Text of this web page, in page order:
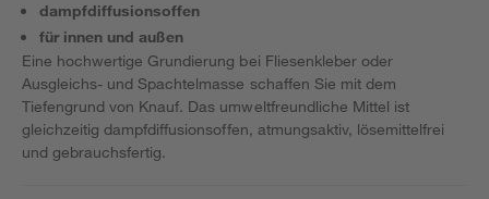
dampfdiffusionsoffen
für innen und außen
Eine hochwertige Grundierung bei Fliesenkleber oder
Ausgleichs- und Spachtelmasse schaffen Sie mit dem
Tiefengrund von Knauf. Das umweltfreundliche Mittel ist
gleichzeitig dampfdiffusionsoffen, atmungsaktiv, lösemittelfrei
und gebrauchsfertig.